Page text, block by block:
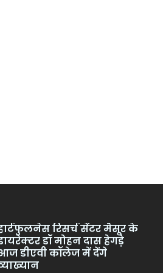
रिसर्च सेंटर मैसूर के
डॉ मोहन दास हेगड़े
डीएवी कॉलेज में देंगे